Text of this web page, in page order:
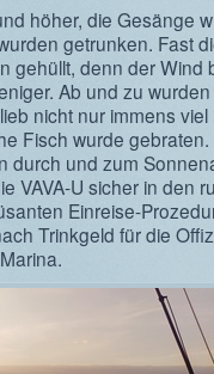
höher, die Gesänge
getrunken. Fast
gehüllt, denn der Wind
Ab und zu
nicht nur immens viel
Fisch wurde
durch und zum
VAVA-U sicher in den
Einreise-
Trinkgeld für die